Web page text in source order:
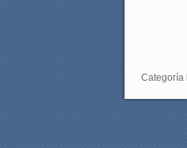
Categoría